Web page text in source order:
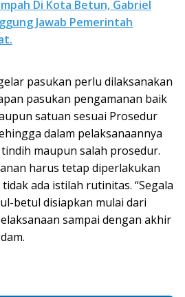
Di Kota Betun, Gabriel
Jawab Pemerintah
pasukan perlu dilaksanakan
pasukan pengamanan baik
satuan sesuai Prosedur
dalam pelaksanaannya
maupun salah prosedur.
harus tetap diperlakukan
ada istilah rutinitas. “Segala
betul disiapkan mulai dari
sampai dengan akhir